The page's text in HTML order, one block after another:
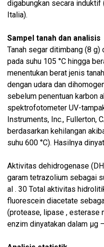
digabungkan secara
Italia).
Sampel tanah dan analisis
Tanah segar ditimbang (8 g)
pada suhu 105 °C hingga
menentukan berat jenis
dengan udara dan
sebelum penentuan karbon
spektrofotometer UV-
Instruments, Inc., Fullerton,
berdasarkan kehilangan
suhu 600 °C). Hasilnya
Aktivitas dehidrogenase
garam tetrazolium sebagai
al . 30 Total aktivitas
fluorescein diacetate
(protease, lipase , esterase
enzim dinyatakan dalam μg